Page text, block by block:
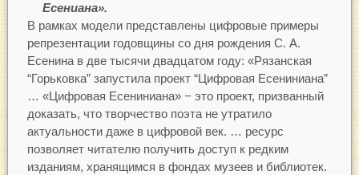
Есениана».
В рамках модели представлены цифровые примеры
репрезентации годовщины со дня рождения С. А.
Есенина в две тысячи двадцатом году: «Рязанская
“Горьковка” запустила проект “Цифровая Есениниана”
… «Цифровая Есениниана» − это проект, призванный
доказать, что творчество поэта не утратило
актуальности даже в цифровой век. … ресурс
позволяет читателю получить доступ к редким
изданиям, хранящимся в фондах музеев и библиотек.